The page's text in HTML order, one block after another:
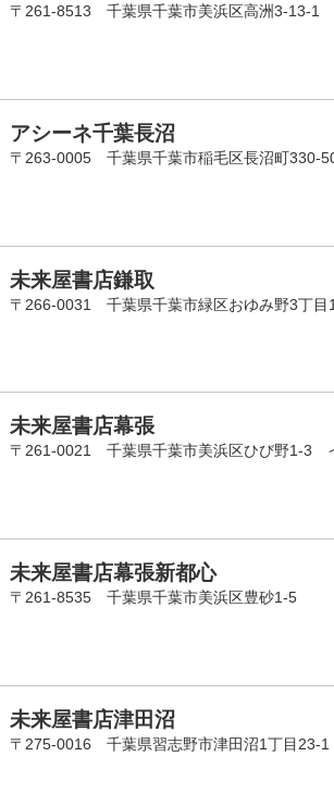
〒261-8513 千葉県千葉市美浜区高洲3-13-1
アシーネ千葉長沼
〒263-0005 千葉県千葉市稲毛区長沼町330-
未来屋書店鎌取
〒266-0031 千葉県千葉市緑区おゆみ野3丁目
未来屋書店幕張
〒261-0021 千葉県千葉市美浜区ひび野1-3
未来屋書店幕張新都心
〒261-8535 千葉県千葉市美浜区豊砂1-5
未来屋書店津田沼
〒275-0016 千葉県習志野市津田沼1丁目23-1